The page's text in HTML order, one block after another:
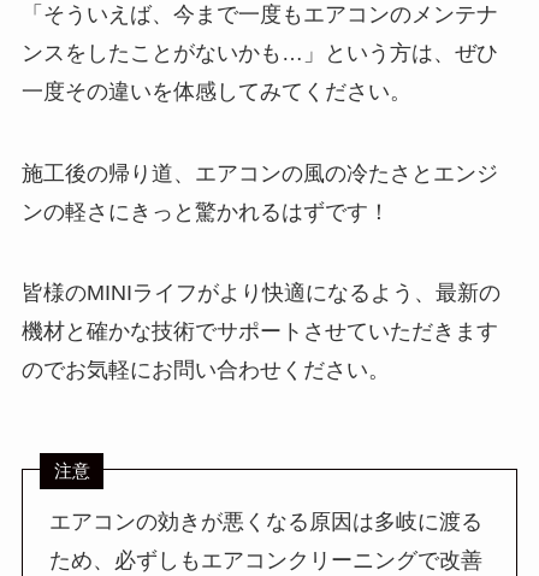
「そういえば、今まで一度もエアコンのメンテナ
ンスをしたことがないかも…」という方は、ぜひ
一度その違いを体感してみてください。
施工後の帰り道、エアコンの風の冷たさとエンジ
ンの軽さにきっと驚かれるはずです！
皆様のMINIライフがより快適になるよう、最新の
機材と確かな技術でサポートさせていただきます
のでお気軽にお問い合わせください。
注意
エアコンの効きが悪くなる原因は多岐に渡る
ため、必ずしもエアコンクリーニングで改善